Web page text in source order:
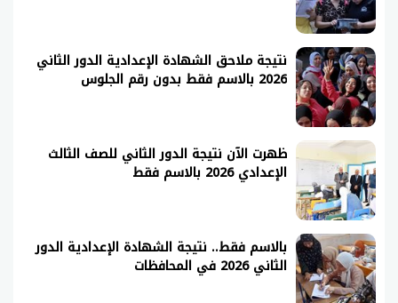
نتيجة ملاحق الشهادة الإعدادية الدور الثاني
2026 بالاسم فقط بدون رقم الجلوس
ظهرت الآن نتيجة الدور الثاني للصف الثالث
الإعدادي 2026 بالاسم فقط
بالاسم فقط.. نتيجة الشهادة الإعدادية الدور
الثاني 2026 في المحافظات